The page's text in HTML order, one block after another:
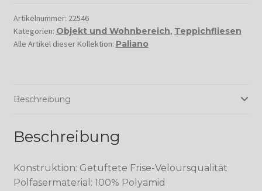
Artikelnummer: 22546
Kategorien: Objekt und Wohnbereich, Teppichfliesen
Alle Artikel dieser Kollektion: Paliano
Beschreibung
Beschreibung
Konstruktion: Getuftete Frise-Veloursqualität
Polfasermaterial: 100% Polyamid